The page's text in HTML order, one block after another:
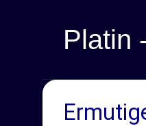
Platin